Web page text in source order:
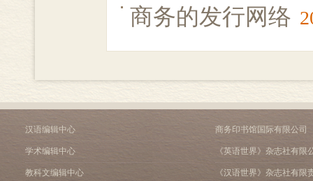
商务的发行网络
汉语编辑中心
学术编辑中心
教科文编辑中心
商务印书馆国际有限公司
《英语世界》杂志社有限
《汉语世界》杂志社有限